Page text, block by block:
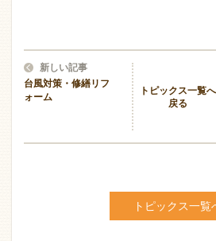
新しい記事
台風対策・修繕リフ
ォーム
トピックス一覧へ
戻る
トピックス一覧